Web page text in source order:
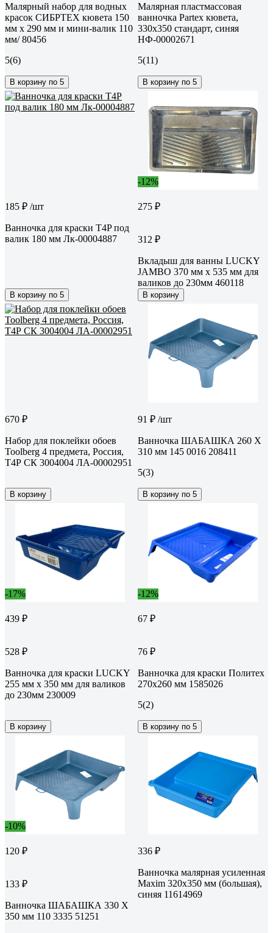
Малярный набор для водных
красок СИБРТЕХ кювета 150
мм х 290 мм и мини-валик 110
мм/ 80456
5(6)
В корзину по 5
Малярная пластмассовая
ванночка Partex кювета,
330x350 стандарт, синяя
НФ-00002671
5(11)
В корзину по 5
185 ₽ /шт
Ванночка для краски T4P под
валик 180 мм Лк-00004887
В корзину по 5
-12%
275 ₽
312 ₽
Вкладыш для ванны LUCKY
JAMBO 370 мм х 535 мм для
валиков до 230мм 460118
В корзину
670 ₽
Набор для поклейки обоев
Toolberg 4 предмета, Россия,
Т4Р СК 3004004 ЛА-00002951
В корзину
91 ₽ /шт
Ванночка ШАБАШКА 260 Х
310 мм 145 0016 208411
5(3)
В корзину по 5
-17%
439 ₽
528 ₽
Ванночка для краски LUCKY
255 мм х 350 мм для валиков
до 230мм 230009
В корзину
-12%
67 ₽
76 ₽
Ванночка для краски Политех
270x260 мм 1585026
5(2)
В корзину по 5
-10%
120 ₽
133 ₽
Ванночка ШАБАШКА 330 Х
350 мм 110 3335 51251
336 ₽
Ванночка малярная усиленная
Maxim 320х350 мм (большая),
синяя 11614969